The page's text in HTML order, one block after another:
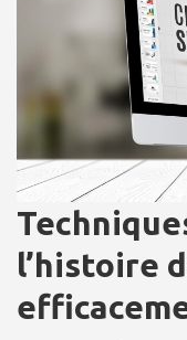
l’histoire